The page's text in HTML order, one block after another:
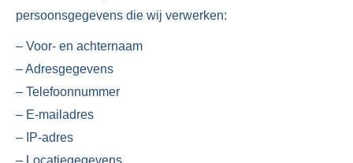
persoonsgegevens die wij verwerken:
– Voor- en achternaam
– Adresgegevens
– Telefoonnummer
– E-mailadres
– IP-adres
– Locatiegegevens